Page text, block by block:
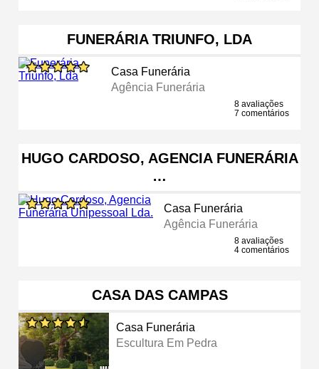
FUNERÁRIA TRIUNFO, LDA
Casa Funerária
Agência Funerária
8 avaliações
7 comentários
HUGO CARDOSO, AGENCIA FUNERÁRIA
…
Casa Funerária
Agência Funerária
8 avaliações
4 comentários
CASA DAS CAMPAS
Casa Funerária
Escultura Em Pedra